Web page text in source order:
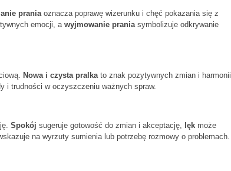
praniaoznacza poprawę wizerunku i chęć pokazania się z
emocji, a wyjmowanie praniasymbolizuje odkrywanie
Nowa i czysta pralkato znak pozytywnych zmian i harmonii,
i trudności w oczyszczeniu ważnych spraw.
Spokój sugeruje gotowość do zmian i akceptację, lękmoże
na wyrzuty sumienia lub potrzebę rozmowy o problemach.